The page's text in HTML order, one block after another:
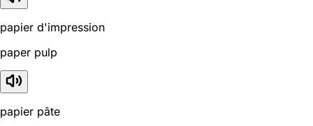
papier d'impression
paper pulp
papier pâte